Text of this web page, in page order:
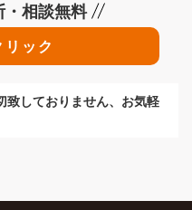
・相談無料
ック
しておりません、お気軽